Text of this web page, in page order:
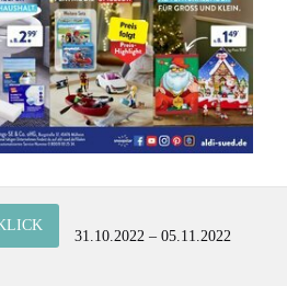
31.10.2022 – 05.11.2022